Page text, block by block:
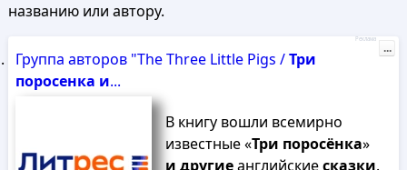
названию или автору.
Группа авторов "The Three Little Pigs /Три
поросенка и...
В книгу вошли всемирно
известные «Три поросёнка»
и другиеанглийскиесказки.
Реклама
...